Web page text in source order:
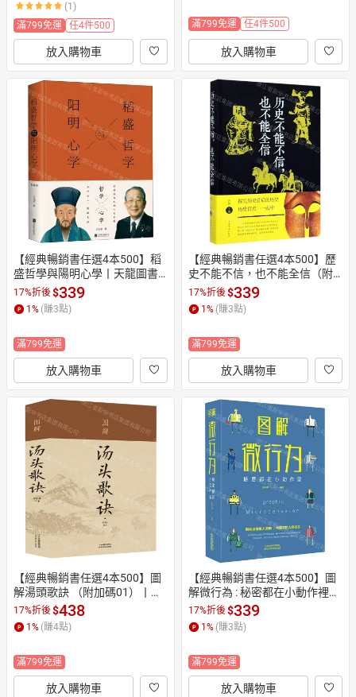
(1)
滿799免運
任4件500
放入購物車
滿799免運 任4件500
放入購物車
【經典暢銷書任選4本500】稻
盛哲學與陽明心學丨天龍圖書
簡體字專賣店丨978755962924
1 (tl2605_中智)
17%折後$339
1% (賺3點)
滿799免運
放入購物車
【經典暢銷書任選4本500】歷
史不能不信，也不能全信（附
加碼01）丨天龍圖書簡體字專
賣店丨978751134954501 (tl26
05_中智)
17%折後$339
1% (賺3點)
滿799免運
放入購物車
【經典暢銷書任選4本500】圖
解湯頭歌訣 （附加碼01）丨天
龍圖書簡體字專賣店丨978753
088721901 (tl2605_中智)
17%折後$438
1 % (賺4點)
滿799免運
放入購物車
【經典暢銷書任選4本500】圖
解微行為 : 秘密都在小動作裡
（附加碼01）丨天龍圖書簡體
字專賣店丨9787557648299 (tl
2605_中智)
17%折後$339
1 % (賺3點)
滿799免運
放入購物車